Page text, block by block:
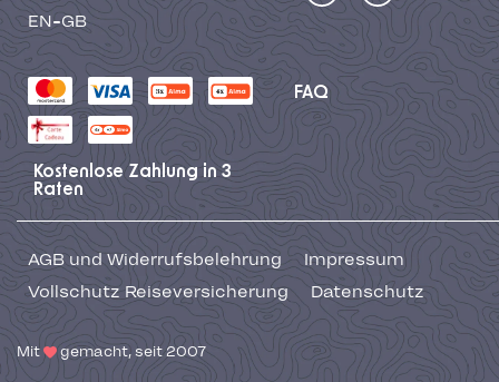
EN-GB
FAQ
Kostenlose Zahlung in 3
Raten
AGB und Widerrufsbelehrung
Impressum
Vollschutz Reiseversicherung
Datenschutz
Mit gemacht, seit 2007